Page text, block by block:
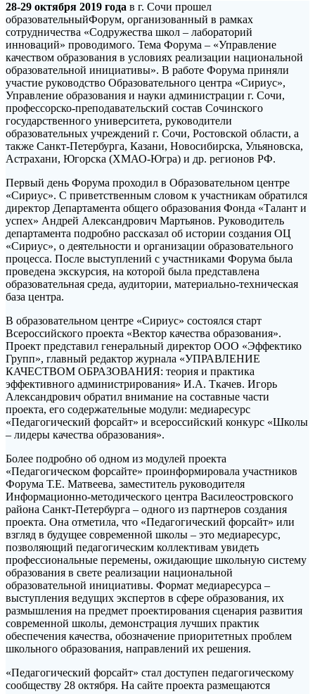
28-29 октября 2019 года в г. Сочи прошел
образовательныйФорум, организованный в рамках
сотрудничества «Содружества школ – лабораторий
инноваций» проводимого. Тема Форума – «Управление
качеством образования в условиях реализации национальной
образовательной инициативы». В работе Форума приняли
участие руководство Образовательного центра «Сириус»,
Управление образования и науки администрации г. Сочи,
профессорско-преподавательский состав Сочинского
государственного университета, руководители
образовательных учреждений г. Сочи, Ростовской области, а
также Санкт-Петербурга, Казани, Новосибирска, Ульяновска,
Астрахани, Югорска (ХМАО-Югра) и др. регионов РФ.
Первый день Форума проходил в Образовательном центре
«Сириус». С приветственным словом к участникам обратился
директор Департамента общего образования Фонда «Талант и
успех» Андрей Александрович Мартьянов. Руководитель
департамента подробно рассказал об истории создания ОЦ
«Сириус», о деятельности и организации образовательного
процесса. После выступлений с участниками Форума была
проведена экскурсия, на которой была представлена
образовательная среда, аудитории, материально-техническая
база центра.
В образовательном центре «Сириус» состоялся старт
Всероссийского проекта «Вектор качества образования».
Проект представил генеральный директор ООО «Эффектико
Групп», главный редактор журнала «УПРАВЛЕНИЕ
КАЧЕСТВОМ ОБРАЗОВАНИЯ: теория и практика
эффективного администрирования» И.А. Ткачев. Игорь
Александрович обратил внимание на составные части
проекта, его содержательные модули: медиаресурс
«Педагогический форсайт» и всероссийский конкурс «Школы
– лидеры качества образования».
Более подробно об одном из модулей проекта
«Педагогическом форсайте» проинформировала участников
Форума Т.Е. Матвеева, заместитель руководителя
Информационно-методического центра Василеостровского
района Санкт-Петербурга – одного из партнеров создания
проекта. Она отметила, что «Педагогический форсайт» или
взгляд в будущее современной школы – это медиаресурс,
позволяющий педагогическим коллективам увидеть
профессиональные перемены, ожидающие школьную систему
образования в свете реализации национальной
образовательной инициативы. Формат медиаресурса –
выступления ведущих экспертов в сфере образования, их
размышления на предмет проектирования сценария развития
современной школы, демонстрация лучших практик
обеспечения качества, обозначение приоритетных проблем
школьного образования, направлений их решения.
«Педагогический форсайт» стал доступен педагогическому
сообществу 28 октября. На сайте проекта размещаются